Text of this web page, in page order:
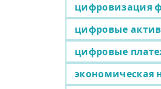
цифровизация
цифровые
цифровые
экономическая